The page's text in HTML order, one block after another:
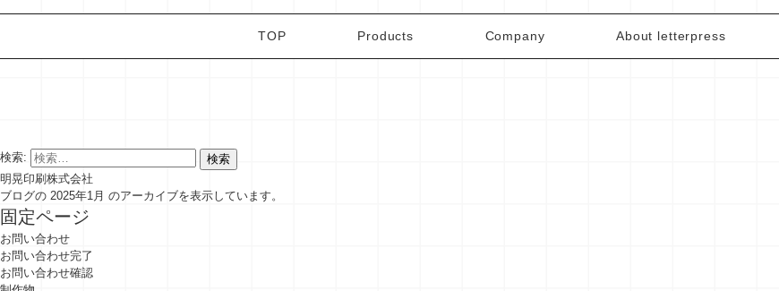
TOP Products Company About letterpress
検索:
明晃印刷株式会社
ブログの 2025年1月 のアーカイブを表示しています。
固定ページ
お問い合わせ
お問い合わせ完了
お問い合わせ確認